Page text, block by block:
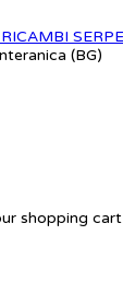
(BG)
shopping cart